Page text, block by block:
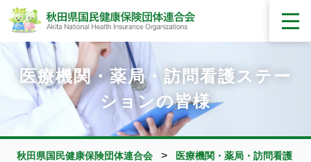
医療機関・薬局・訪問看護ステー
ションの皆様
秋田県国民健康保険団体連合会 >
医療機関・薬局・訪問看護